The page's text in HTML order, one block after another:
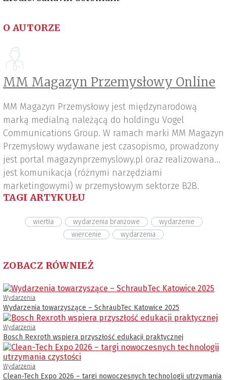
O AUTORZE
MM Magazyn Przemysłowy Online
MM Magazyn Przemysłowy jest międzynarodową
marką medialną należącą do holdingu Vogel
Communications Group. W ramach marki MM Magazyn
Przemysłowy wydawane jest czasopismo, prowadzony
jest portal magazynprzemyslowy.pl oraz realizowana
jest komunikacja (różnymi narzędziami
marketingowymi) w przemysłowym sektorze B2B.
TAGI ARTYKUŁU
wiertła wydarzenia branżowe
wydarzenie
wiercenie
wydarzenia
ZOBACZ RÓWNIEŻ
Wydarzenia
Wydarzenia towarzyszące – SchraubTec Katowice 2025
Wydarzenia
Bosch Rexroth wspiera przyszłość edukacji praktycznej
Wydarzenia
Clean-Tech Expo 2026 – targi nowoczesnych technologii utrzymania